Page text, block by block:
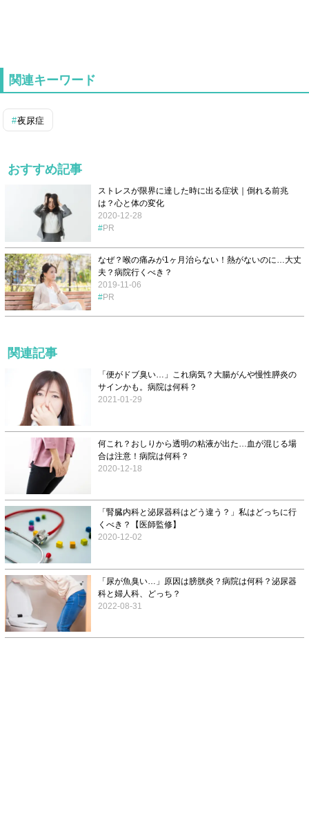
関連キーワード
夜尿症
おすすめ記事
ストレスが限界に達した時に出る症状｜倒れる前兆
は？心と体の変化
2020-12-28
PR
なぜ？喉の痛みが1ヶ月治らない！熱がないのに…大丈
夫？病院行くべき？
2019-11-06
PR
関連記事
「便がドブ臭い…」これ病気？大腸がんや慢性膵炎の
サインかも。病院は何科？
2021-01-29
何これ？おしりから透明の粘液が出た…血が混じる場
合は注意！病院は何科？
2020-12-18
「腎臓内科と泌尿器科はどう違う？」私はどっちに行
くべき？【医師監修】
2020-12-02
「尿が魚臭い…」原因は膀胱炎？病院は何科？泌尿器
科と婦人科、どっち？
2022-08-31